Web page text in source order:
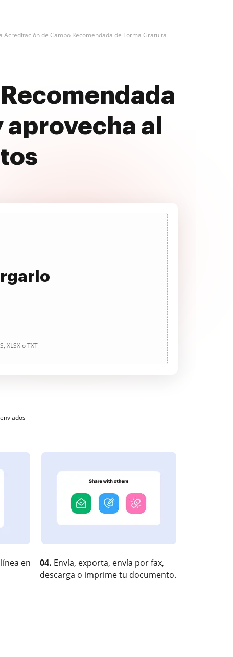
Acreditación de Campo Recomendada de Forma Gratuita
al
XLSX o TXT
en
04. Envía, exporta, envía por fax,
descarga o imprime tu documento.